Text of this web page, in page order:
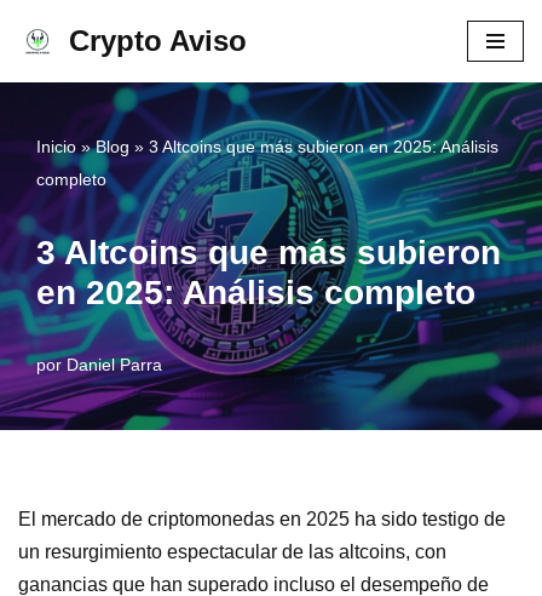
contenido
Crypto Aviso
Inicio »Blog » 3 Altcoins que más subieron en 2025: Análisis
completo
3 Altcoins que más subieron
en 2025: Análisis completo
por Daniel Parra
El mercado de criptomonedas en 2025 ha sido testigo de
un resurgimiento espectacular de las altcoins, con
ganancias que han superado incluso el desempeño de